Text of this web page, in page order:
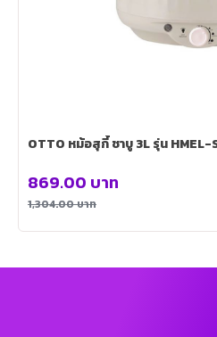
OTTO หม้อสุกี้ ชาบู 3L รุ่น HMEL-
1,304.00บาท
869.00 บาท